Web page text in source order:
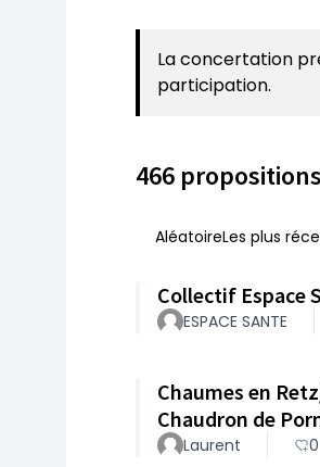
La concertation
participation.
466 propositions
AléatoireLes plus
Collectif Espace
ESPACE SANTE
Chaumes en
Chaudron de
Laurent 0